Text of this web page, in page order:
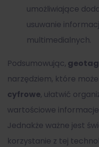
umożliwiające
usuwanie
multimedialnych.
Podsumowując,
narzędziem, które
cyfrowe, ułatwić
wartościowe
Jednakże ważne jest
korzystanie z tej